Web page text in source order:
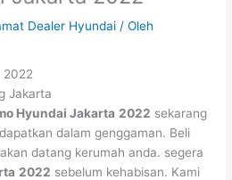
Dealer Hyundai / Oleh
Jakarta
Hyundai Jakarta 2022 sekarang
dalam genggaman. Beli
datang kerumah anda. segera
2022 sebelum kehabisan. Kami